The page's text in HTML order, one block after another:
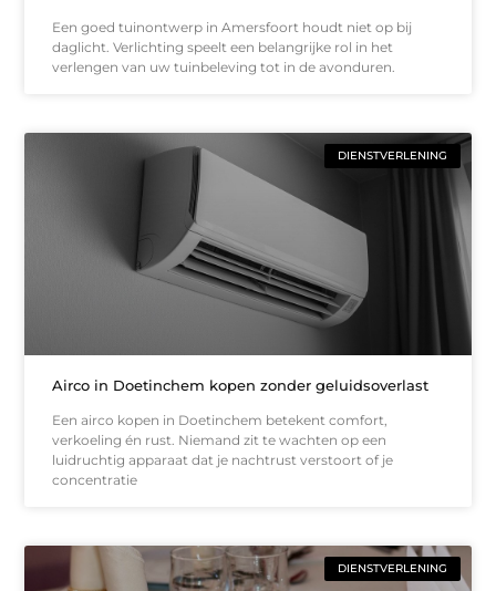
Een goed tuinontwerp in Amersfoort houdt niet op bij
daglicht. Verlichting speelt een belangrijke rol in het
verlengen van uw tuinbeleving tot in de avonduren.
DIENSTVERLENING
Airco in Doetinchem kopen zonder geluidsoverlast
Een airco kopen in Doetinchem betekent comfort,
verkoeling én rust. Niemand zit te wachten op een
luidruchtig apparaat dat je nachtrust verstoort of je
concentratie
DIENSTVERLENING